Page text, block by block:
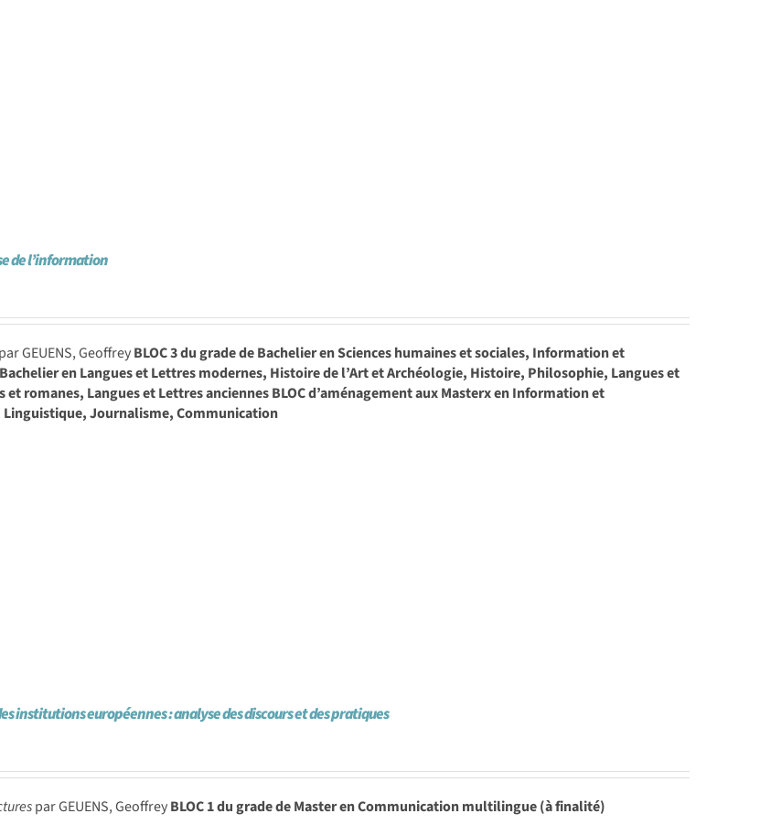
de l’information
par GEUENS, GeoffreyBLOC 3 du grade de Bachelier en Sciences humaines et sociales, Information et
en Langues et Lettres modernes, Histoire de l’Art et Archéologie, Histoire, Philosophie, Langues et
et romanes, Langues et Lettres anciennes BLOC d’aménagement aux Masterx en Information et
Journalisme, Communication
institutions européennes : analyse des discours et des pratiques
par GEUENS, GeoffreyBLOC 1 du grade de Master en Communication multilingue (à finalité)